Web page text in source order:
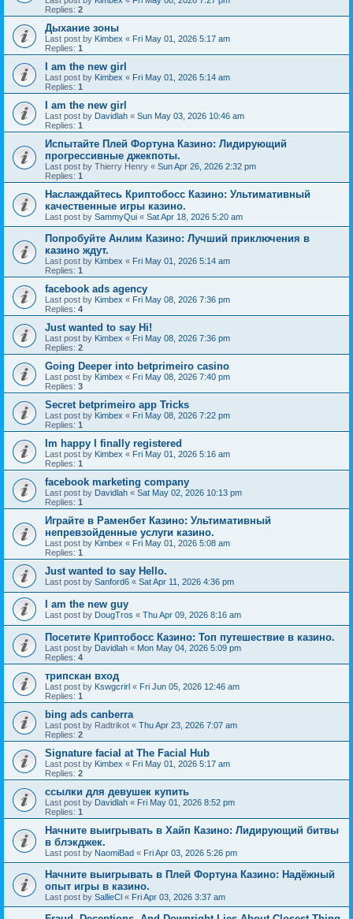
Replies: 2
Дыхание зоны
Last post by Kimbex « Fri May 01, 2026 5:17 am
Replies: 1
I am the new girl
Last post by Kimbex « Fri May 01, 2026 5:14 am
Replies: 1
I am the new girl
Last post by Davidlah « Sun May 03, 2026 10:46 am
Replies: 1
Испытайте Плей Фортуна Казино: Лидирующий
прогрессивные джекпоты.
Last post by Thierry Henry « Sun Apr 26, 2026 2:32 pm
Replies: 1
Наслаждайтесь Криптобосс Казино: Ультимативный
качественные игры казино.
Last post by SammyQui « Sat Apr 18, 2026 5:20 am
Попробуйте Анлим Казино: Лучший приключения в
казино ждут.
Last post by Kimbex « Fri May 01, 2026 5:14 am
Replies: 1
facebook ads agency
Last post by Kimbex « Fri May 08, 2026 7:36 pm
Replies: 4
Just wanted to say Hi!
Last post by Kimbex « Fri May 08, 2026 7:36 pm
Replies: 2
Going Deeper into betprimeiro casino
Last post by Kimbex « Fri May 08, 2026 7:40 pm
Replies: 3
Secret betprimeiro app Tricks
Last post by Kimbex « Fri May 08, 2026 7:22 pm
Replies: 1
Im happy I finally registered
Last post by Kimbex « Fri May 01, 2026 5:16 am
Replies: 1
facebook marketing company
Last post by Davidlah « Sat May 02, 2026 10:13 pm
Replies: 1
Играйте в Раменбет Казино: Ультимативный
непревзойденные услуги казино.
Last post by Kimbex « Fri May 01, 2026 5:08 am
Replies: 1
Just wanted to say Hello.
Last post by Sanford6 « Sat Apr 11, 2026 4:36 pm
I am the new guy
Last post by DougTros « Thu Apr 09, 2026 8:16 am
Посетите Криптобосс Казино: Топ путешествие в казино.
Last post by Davidlah « Mon May 04, 2026 5:09 pm
Replies: 4
трипскан вход
Last post by Kswgcrirl « Fri Jun 05, 2026 12:46 am
Replies: 1
bing ads canberra
Last post by Radtrikot « Thu Apr 23, 2026 7:07 am
Replies: 2
Signature facial at The Facial Hub
Last post by Kimbex « Fri May 01, 2026 5:17 am
Replies: 2
ссылки для девушек купить
Last post by Davidlah « Fri May 01, 2026 8:52 pm
Replies: 1
Начните выигрывать в Хайп Казино: Лидирующий битвы
в блэкджек.
Last post by NaomiBad « Fri Apr 03, 2026 5:26 pm
Начните выигрывать в Плей Фортуна Казино: Надёжный
опыт игры в казино.
Last post by SallieCl « Fri Apr 03, 2026 3:37 am